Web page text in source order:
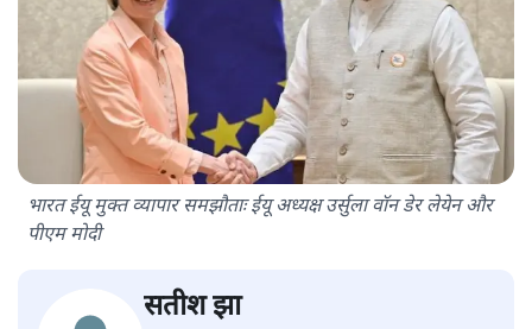
भारत ईयू मुक्त व्यापार समझौताः ईयू अध्यक्ष उर्सुला वॉन डेर लेयेन और
पीएम मोदी
सतीश झा